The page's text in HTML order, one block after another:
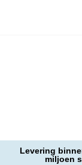
Levering
miljoen